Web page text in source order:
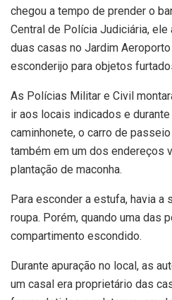
chegou a tempo de prender o
Central de Polícia Judiciária, ele
duas casas no Jardim
esconderijo para objetos
As Polícias Militar e Civil
ir aos locais indicados e
caminhonete, o carro de
também em um dos endereços
plantação de maconha.
Para esconder a estufa, havia a
roupa. Porém, quando uma das
compartimento escondido.
Durante apuração no local, as
um casal era proprietário das